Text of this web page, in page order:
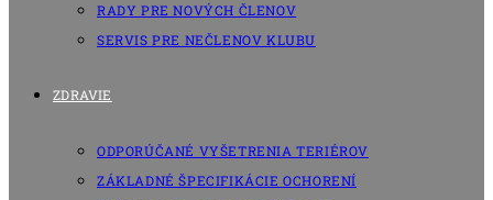
RADY PRE NOVÝCH ČLENOV
SERVIS PRE NEČLENOV KLUBU
ZDRAVIE
ODPORÚČANÉ VYŠETRENIA TERIÉROV
ZÁKLADNÉ ŠPECIFIKÁCIE OCHORENÍ